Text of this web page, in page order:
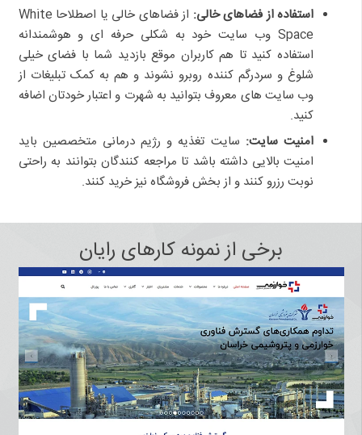
استفاده از فضاهای خالی:
از فضاهای خالی یا اصطلاحا White
Space وب سایت خود به شکلی حرفه ای و هوشمندانه
استفاده کنید تا هم کاربران موقع بازدید شما با فضای خیلی
شلوغ و سردرگم کننده روبرو نشوند و هم به کمک تبلیغات از
وب سایت های معروف بتوانید به شهرت و اعتبار خودتان اضافه
کنید.
امنیت سایت: سایت تغذیه و رژیم درمانی متخصصین باید
امنیت بالایی داشته باشد تا مراجعه کنندگان بتوانند به راحتی
نوبت رزرو کنند و از بخش فروشگاه نیز خرید کنند.
برخی از نمونه کارهای رایان